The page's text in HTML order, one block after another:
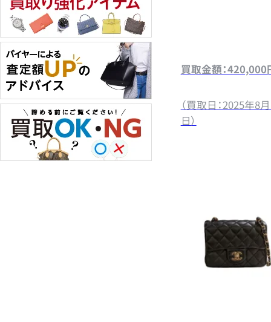
買取金額：420,000
（買取日：2025年8
日）